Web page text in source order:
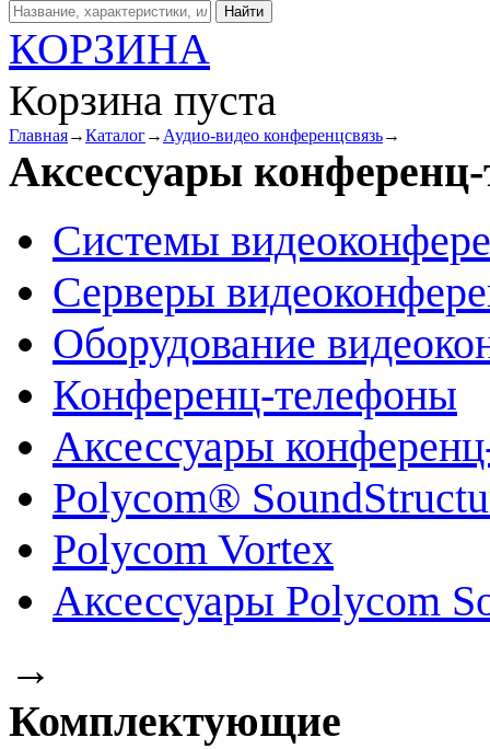
КОРЗИНА
Корзина пуста
Главная→Каталог→ Аудио-видео конференцсвязь→
Аксессуары
Системы
Серверы
Оборудование
Конференц-телефоны
Аксессуары
Polycom®
Polycom Vortex
Аксессуары Polycom
→
Комплектующие